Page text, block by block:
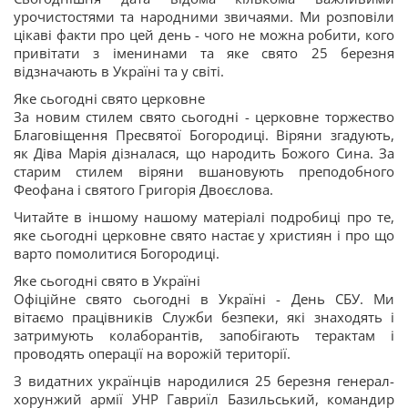
урочистостями та народними звичаями. Ми розповіли
цікаві факти про цей день - чого не можна робити, кого
привітати з іменинами та яке свято 25 березня
відзначають в Україні та у світі.
Яке сьогодні свято церковне
За новим стилем свято сьогодні - церковне торжество
Благовіщення Пресвятої Богородиці. Віряни згадують,
як Діва Марія дізналася, що народить Божого Сина. За
старим стилем віряни вшановують преподобного
Феофана і святого Григорія Двоєслова.
Читайте в іншому нашому матеріалі подробиці про те,
яке сьогодні церковне свято настає у християн і про що
варто помолитися Богородиці.
Яке сьогодні свято в Україні
Офіційне свято сьогодні в Україні - День СБУ. Ми
вітаємо працівників Служби безпеки, які знаходять і
затримують колаборантів, запобігають терактам і
проводять операції на ворожій території.
З видатних українців народилися 25 березня генерал-
хорунжий армії УНР Гавриїл Базильський, командир